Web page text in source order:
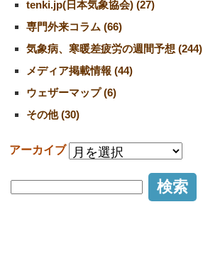
tenki.jp(日本気象協会) (27)
専門外来コラム (66)
気象病、寒暖差疲労の週間予想 (244)
メディア掲載情報 (44)
ウェザーマップ (6)
その他 (30)
アーカイブ